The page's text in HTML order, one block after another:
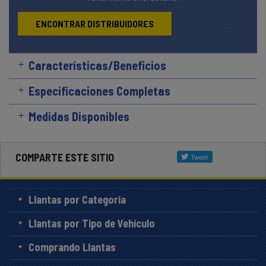
ENCONTRAR DISTRIBUIDORES
Características/Beneficios
Especificaciones Completas
Medidas Disponibles
COMPARTE ESTE SITIO
Llantas por Categoría
Llantas por Tipo de Vehículo
Comprando Llantas